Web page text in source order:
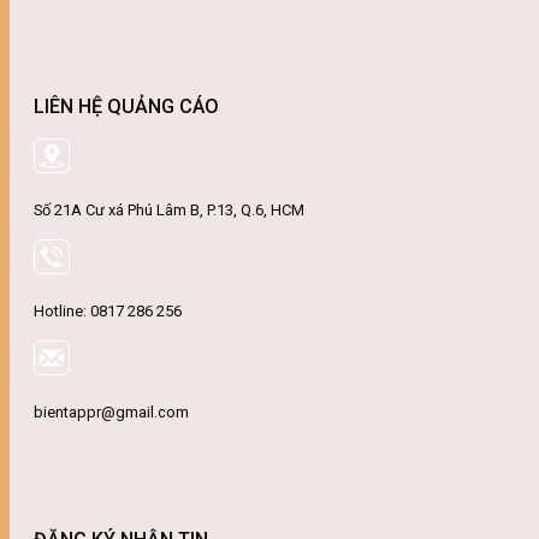
LIÊN HỆ QUẢNG CÁO
Số 21A Cư xá Phú Lâm B, P.13, Q.6, HCM
Hotline: 0817 286 256
bientappr@gmail.com